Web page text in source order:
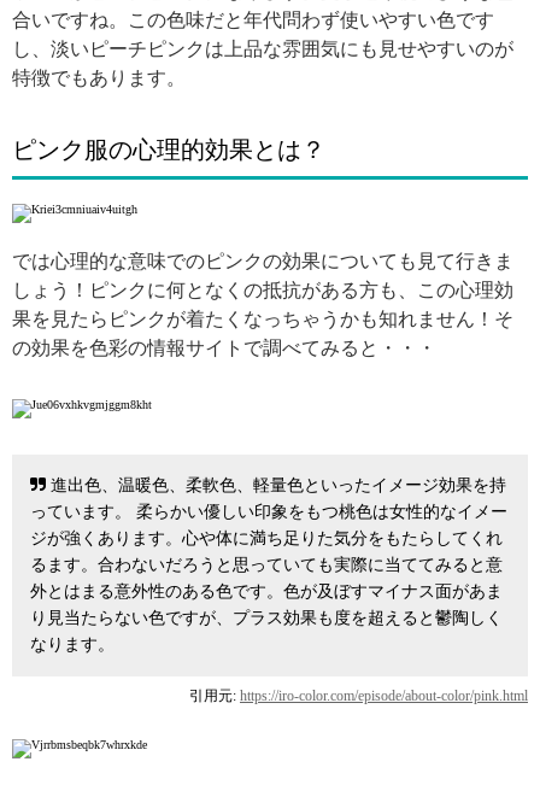
合いですね。この色味だと年代問わず使いやすい色です
し、淡いピーチピンクは上品な雰囲気にも見せやすいのが
特徴でもあります。
ピンク服の心理的効果とは？
では心理的な意味でのピンクの効果についても見て行きま
しょう！ピンクに何となくの抵抗がある方も、この心理効
果を見たらピンクが着たくなっちゃうかも知れません！そ
の効果を色彩の情報サイトで調べてみると・・・
進出色、温暖色、柔軟色、軽量色といったイメージ効果を持
っています。 柔らかい優しい印象をもつ桃色は女性的なイメー
ジが強くあります。心や体に満ち足りた気分をもたらしてくれ
るます。合わないだろうと思っていても実際に当ててみると意
外とはまる意外性のある色です。色が及ぼすマイナス面があま
り見当たらない色ですが、プラス効果も度を超えると鬱陶しく
なります。
引用元: https://iro-color.com/episode/about-color/pink.html